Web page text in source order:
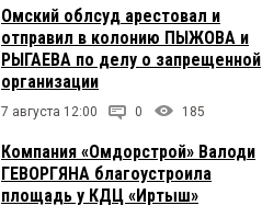
Омский облсуд арестовал и
отправил в колонию ПЫЖОВА и
РЫГАЕВА по делу о запрещенной
организации
7 августа 12:00 0 185
Компания «Омдорстрой» Валоди
ГЕВОРГЯНА благоустроила
площадь у КДЦ «Иртыш»